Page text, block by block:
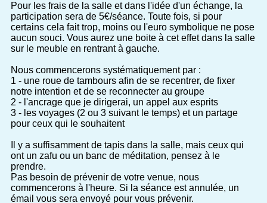
Pour les frais de la salle et dans l'idée d'un échange, la
participation sera de 5€/séance. Toute fois, si pour
certains cela fait trop, moins ou l'euro symbolique ne pose
aucun souci. Vous aurez une boite à cet effet dans la salle
sur le meuble en rentrant à gauche.
Nous commencerons systématiquement par :
1 - une roue de tambours afin de se recentrer, de fixer
notre intention et de se reconnecter au groupe
2 - l'ancrage que je dirigerai, un appel aux esprits
3 - les voyages (2 ou 3 suivant le temps) et un partage
pour ceux qui le souhaitent
Il y a suffisamment de tapis dans la salle, mais ceux qui
ont un zafu ou un banc de méditation, pensez à le
prendre.
Pas besoin de prévenir de votre venue, nous
commencerons à l'heure. Si la séance est annulée, un
émail vous sera envoyé pour vous prévenir.